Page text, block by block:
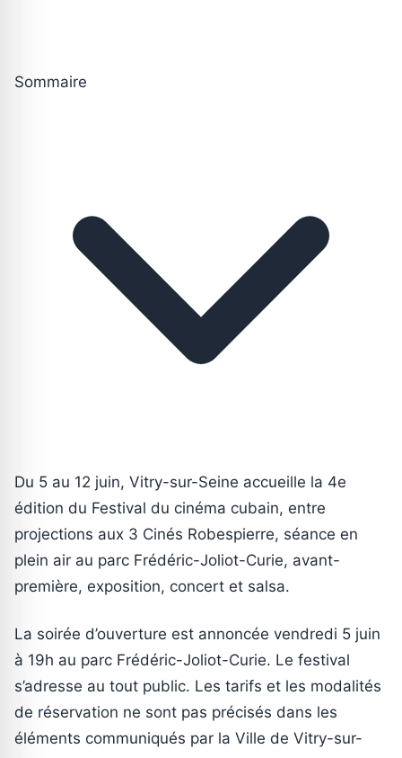
Sommaire
Du 5 au 12 juin, Vitry-sur-Seine accueille la 4e
édition du Festival du cinéma cubain, entre
projections aux 3 Cinés Robespierre, séance en
plein air au parc Frédéric-Joliot-Curie, avant-
première, exposition, concert et salsa.
La soirée d’ouverture est annoncée vendredi 5 juin
à 19h au parc Frédéric-Joliot-Curie. Le festival
s’adresse au tout public. Les tarifs et les modalités
de réservation ne sont pas précisés dans les
éléments communiqués par la Ville de Vitry-sur-